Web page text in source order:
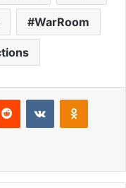
WarRoom
Reddit VKontakte